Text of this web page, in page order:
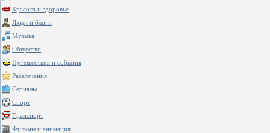
Красота и здоровье
Люди и блоги
Музыка
Общество
Путешествия и события
Развлечения
Сериалы
Спорт
Транспорт
Фильмы и анимация